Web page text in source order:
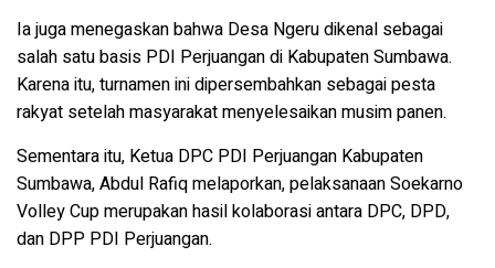
Ia juga menegaskan bahwa Desa Ngeru dikenal sebagai
salah satu basis PDI Perjuangan di Kabupaten Sumbawa.
Karena itu, turnamen ini dipersembahkan sebagai pesta
rakyat setelah masyarakat menyelesaikan musim panen.
Sementara itu, Ketua DPC PDI Perjuangan Kabupaten
Sumbawa, Abdul Rafiq melaporkan, pelaksanaan Soekarno
Volley Cup merupakan hasil kolaborasi antara DPC, DPD,
dan DPP PDI Perjuangan.